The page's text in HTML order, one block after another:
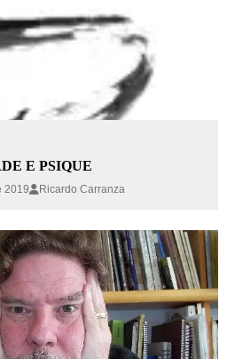
E PSIQUE
2019 Ricardo Carranza